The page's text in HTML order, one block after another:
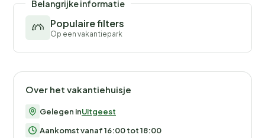
Belangrijke informatie
Populaire filters
Op een vakantiepark
Over het vakantiehuisje
Gelegen inUitgeest
Aankomst vanaf 16:00 tot 18:00